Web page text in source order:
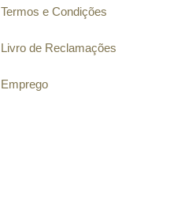
Termos e Condições
Livro de Reclamações
Emprego